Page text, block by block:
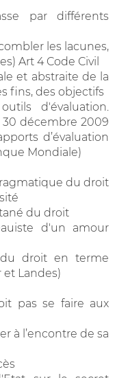
par différents
les lacunes,
Art 4 Code Civil
et abstraite de la
fins, des objectifs
d'évaluation.
30 décembre 2009
d’évaluation
Mondiale)
du droit
du droit
d'un amour
droit en terme
et Landes)
pas se faire aux
à l’encontre de sa